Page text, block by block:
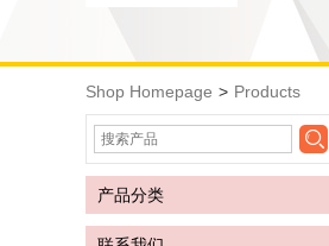
Shop Homepage > Products
产品分类